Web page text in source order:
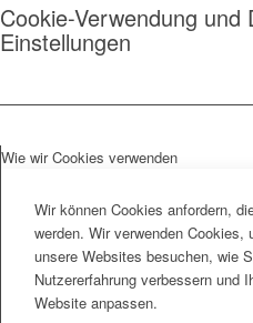
Cookie-Verwendung und
Einstellungen
Wie wir Cookies verwenden
Wir können Cookies anfordern,
werden. Wir verwenden
unsere Websites besuchen, wie
Nutzererfahrung verbessern und
Website anpassen.